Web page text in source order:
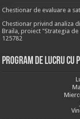
Chestionar de evaluare a
Chestionar privind analiza
Braila, proiect "Strategia de
125782
Program de lucru cu